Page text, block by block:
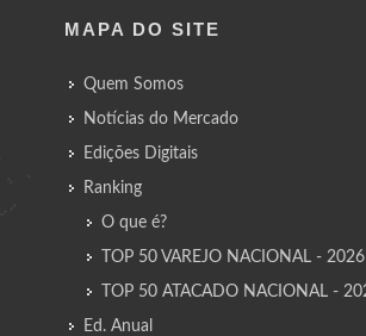
MAPA DO SITE
Quem Somos
Notícias do Mercado
Edições Digitais
Ranking
O que é?
TOP 50 VAREJO NACIONAL - 2026
TOP 50 ATACADO NACIONAL -
Ed. Anual